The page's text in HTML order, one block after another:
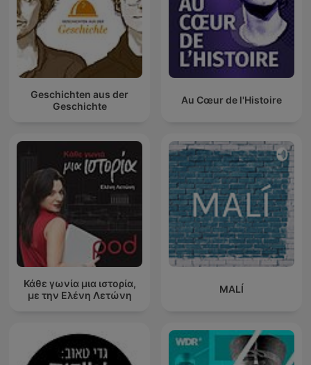
Geschichten aus der
Geschichte
Au Cœur de l'Histoire
Κάθε γωνία μια ιστορία,
με την Ελένη Λετώνη
MALÍ